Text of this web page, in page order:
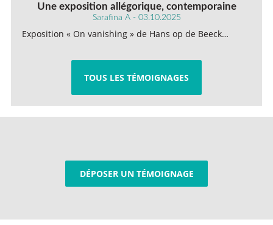
Une exposition allégorique, contemporaine
Sarafina A - 03.10.2025
Exposition « On vanishing » de Hans op de Beeck…
TOUS LES TÉMOIGNAGES
DÉPOSER UN TÉMOIGNAGE